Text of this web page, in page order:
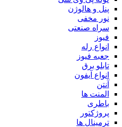
پنل و هالوژن
نور مخفی
سراه صنعتی
فیوز
انواع رله
جعبه فیوز
تابلو برق
انواع آیفون
آنتن
المنت ها
باطری
پروژکتور
ترمینال ها